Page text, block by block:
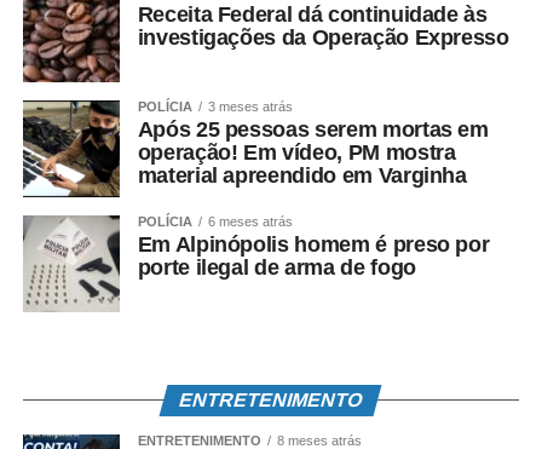
Receita Federal dá continuidade às
investigações da Operação Expresso
POLÍCIA 3 meses atrás
Após 25 pessoas serem mortas em
operação! Em vídeo, PM mostra
material apreendido em Varginha
POLÍCIA 6 meses atrás
Em Alpinópolis homem é preso por
porte ilegal de arma de fogo
ENTRETENIMENTO
ENTRETENIMENTO 8 meses atrás